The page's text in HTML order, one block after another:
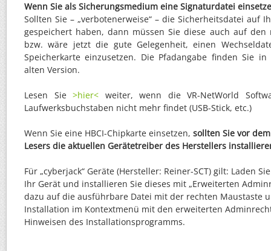
Wenn Sie als Sicherungsmedium eine Signaturdatei
Sollten Sie – „verbotenerweise“ – die Sicherheitsdatei auf
gespeichert haben, dann müssen Sie diese auch auf den
bzw. wäre jetzt die gute Gelegenheit, einen
Speicherkarte einzusetzen. Die Pfadangabe finden Sie
alten Version.
Lesen Sie>hier< weiter, wenn die VR-NetWorld
Laufwerksbuchstaben nicht mehr findet (USB-Stick, etc.)
Wenn Sie eine HBCI-Chipkarte einsetzen, sollten Sie vor
Lesers die aktuellen Gerätetreiber des Herstellers
Für „cyberjack“ Geräte (Hersteller: Reiner-SCT) gilt: Laden
Ihr Gerät und installieren Sie dieses mit „Erweiterten
dazu auf die ausführbare Datei mit der rechten Maustaste
Installation im Kontextmenü mit den erweiterten
Hinweisen des Installationsprogramms.